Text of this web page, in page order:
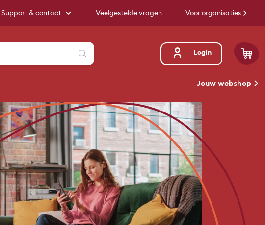
Support & contact Veelgestelde vragen Voor organisaties
Zoeken Login
Jouw webshop